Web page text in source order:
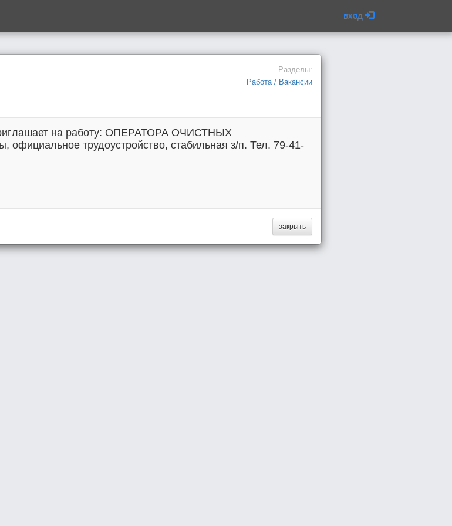
вход
Разделы:
Работа / Вакансии
на работу: ОПЕРАТОРА ОЧИСТНЫХ
трудоустройство, стабильная з/п. Тел. 79-41-
закрыть